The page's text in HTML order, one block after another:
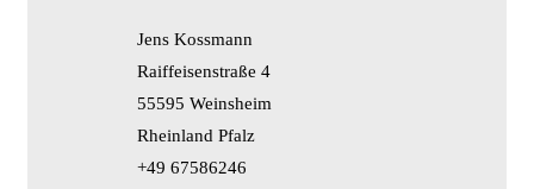
Jens Kossmann
Raiffeisenstraße 4
55595 Weinsheim
Rheinland Pfalz
+49 67586246